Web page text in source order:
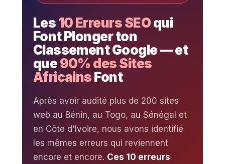
Les10 Erreurs SEOqui
Font Plonger ton
Classement Google — et
que90% des Sites
AfricainsFont
Après avoir audité plus de 200 sites
web au Bénin, au Togo, au Sénégal et
en Côte d'Ivoire, nous avons identifié
les mêmes erreurs qui reviennent
encore et encore. Ces 10 erreurs